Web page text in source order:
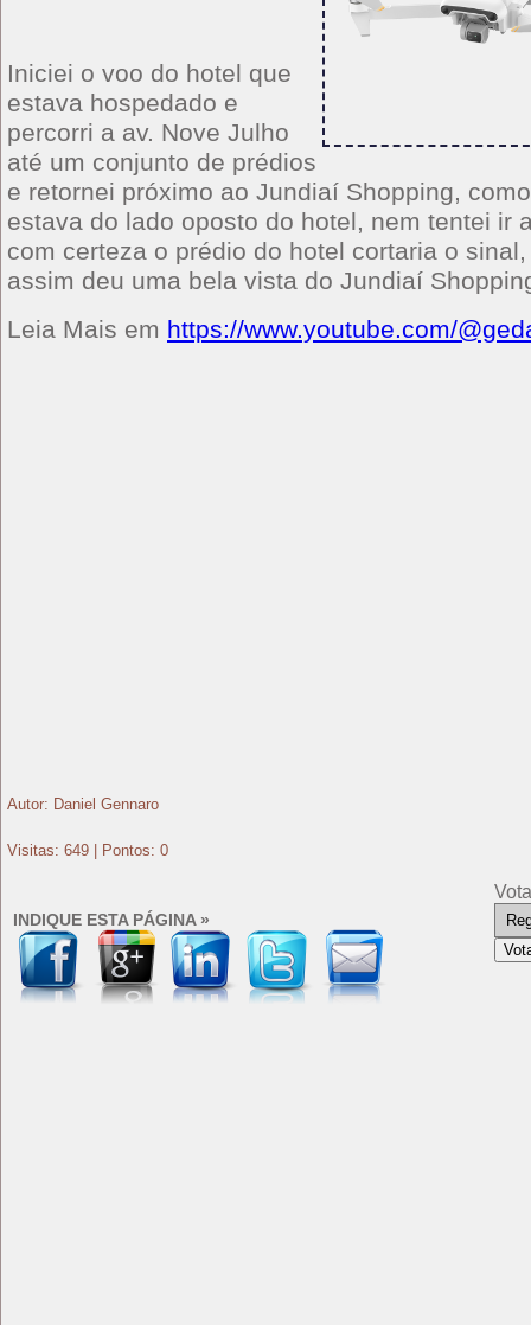
Iniciei o voo do hotel que
estava hospedado e
percorri a av. Nove Julho
até um conjunto de prédios
e retornei próximo ao Jundiaí Shopping,
estava do lado oposto do hotel, nem tentei ir
com certeza o prédio do hotel cortaria o
assim deu uma bela vista do Jundiaí
Leia Mais em https://www.youtube.com/
Autor: Daniel Gennaro
Visitas: 649 | Pontos: 0
INDIQUE ESTA PÁGINA »